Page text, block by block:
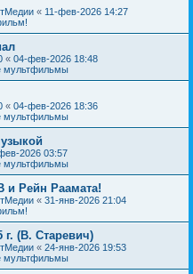
« 11-фев-2026 14:27
« 04-фев-2026 18:48
мультфильмы
« 04-фев-2026 18:36
мультфильмы
2026 03:57
мультфильмы
и Рейн Раамата!
« 31-янв-2026 21:04
г. (В. Старевич)
« 24-янв-2026 19:53
мультфильмы